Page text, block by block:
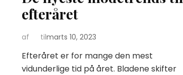
efteråret
af tilmarts 10, 2023
Efteråret er for mange den mest
vidunderlige tid på året. Bladene skifter